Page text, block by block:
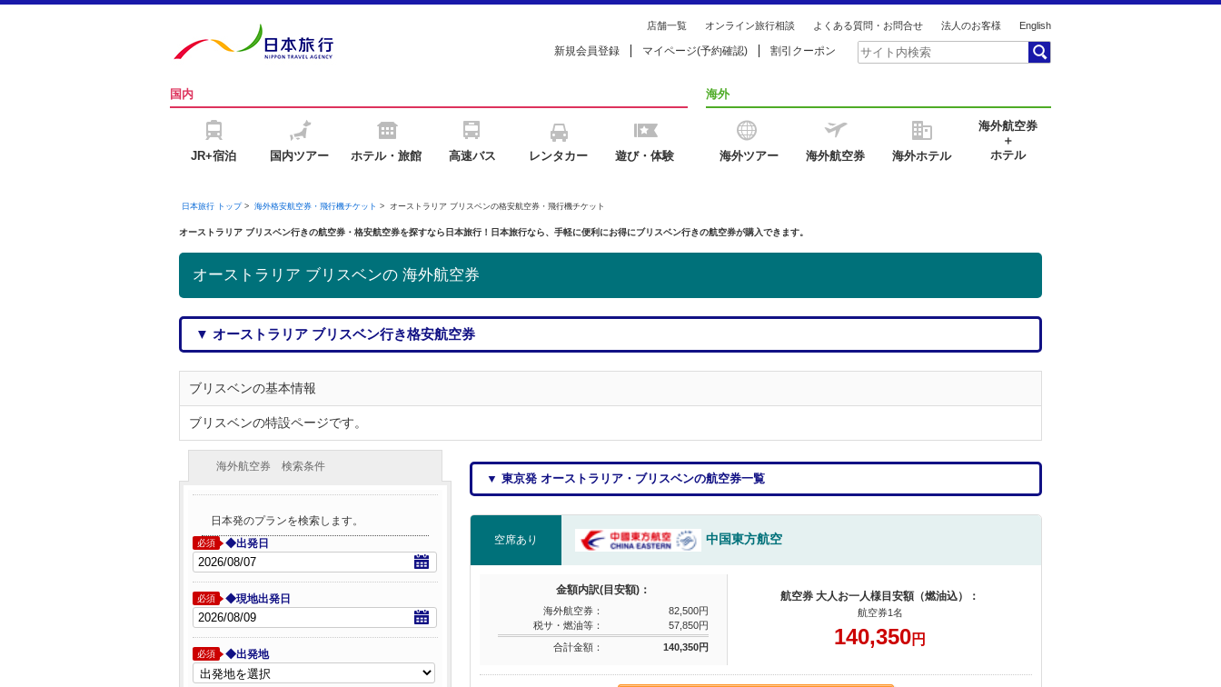
店舗一覧 オンライン旅行相談 よくある質問・お問合せ 法人のお客様 English
新規会員登録 マイページ(予約確認) 割引クーポン
国内
JR+宿泊 国内ツアー ホテル・旅館 高速バス レンタカー 遊び・体験
海外
海外ツアー 海外航空券 海外ホテル
海外航空券
＋
ホテル
日本旅行 トップ> 海外格安航空券・飛行機チケット > オーストラリア ブリスベンの格安航空券・飛行機チケット
オーストラリア ブリスベン行きの航空券・格安航空券を探すなら日本旅行！日本旅行なら、手軽に便利にお得にブリスベン行きの航空券が購入できます。
オーストラリア ブリスベンの 海外航空券
▼ オーストラリア ブリスベン行き格安航空券
ブリスベンの基本情報
ブリスベンの特設ページです。
▼ 東京発 オーストラリア・ブリスベンの航空券一覧
空席あり 中国東方航空
金額内訳(目安額)：
海外航空券：
82,500円
税サ・燃油等：
57,850円
合計金額：
140,350円
航空券 大人お一人様目安額（燃油込）：
航空券1名
140,350円
海外航空券 検索条件
日本発のプランを検索します。
必須 ◆出発日
必須 ◆現地出発日
必須 ◆出発地